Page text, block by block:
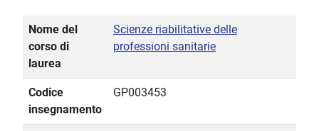
Nome del
corso di
laurea
Scienze riabilitative delle
professioni sanitarie
Codice
insegnamento
GP003453